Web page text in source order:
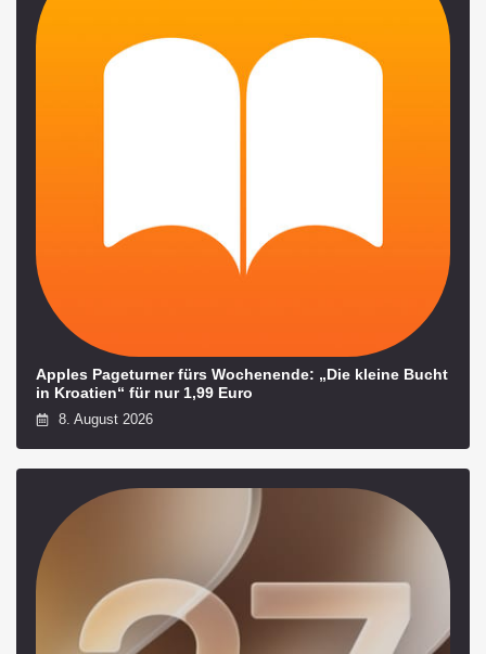
Apples Pageturner fürs Wochenende: „Die kleine Bucht
in Kroatien“ für nur 1,99 Euro
8. August 2026